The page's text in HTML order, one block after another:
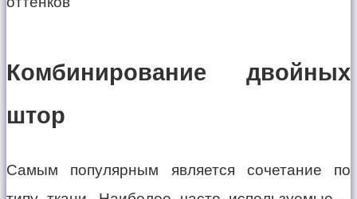
Комбинирование двойных
штор
Самым популярным является сочетание по